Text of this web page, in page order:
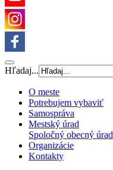
Hľadaj...
O meste
Potrebujem vybaviť
Samospráva
Mestský úrad
Spoločný obecný úrad
Organizácie
Kontakty